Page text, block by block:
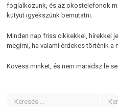
foglalkozunk, és az okostelefonok
kütyüt igyekszünk bemutatni.
Minden nap friss cikkekkel, hírekkel
megírni, ha valami érdekes történik a
Kövess minket, és nem maradsz le